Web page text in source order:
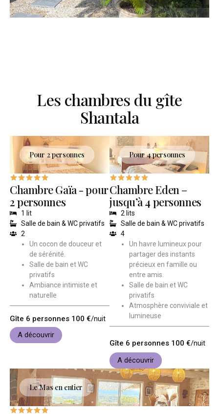
Les chambres du gîte
Shantala
Pour 2 personnes
Chambre Gaïa - pour
2 personnes
1 lit
Salle de bain & WC privatifs
2
Un cocon de douceur et
de sérénité.
Salle de bain et WC
privatifs
Ambiance intimiste et
naturelle
Gîte 6 personnes 100 €/nuit
A découvrir
Pour 4 personnes
Chambre Eden –
jusqu’à 4 personnes
2 lits
Salle de bain & WC privatifs
4
Un havre lumineux pour
partager des instants
précieux en famille ou
entre amis.
Salle de bain et WC
privatifs
Atmosphère conviviale et
lumineuse
Gîte 6 personnes 100 €/nuit
A découvrir
Le Mas en entier